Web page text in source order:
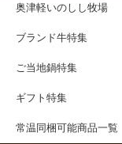
奥津軽いのしし牧場
ブランド牛特集
ご当地鍋特集
ギフト特集
常温同梱可能商品一覧